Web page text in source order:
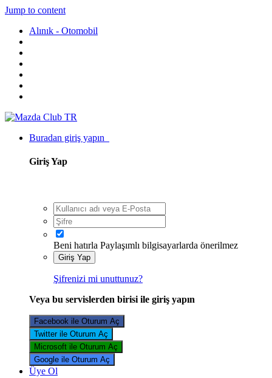
Jump to content
Alınık - Otomobil
Buradan giriş yapın
Giriş Yap
Beni hatırla Paylaşımlı bilgisayarlarda önerilmez
Giriş Yap
Şifrenizi mi unuttunuz?
Veya bu servislerden birisi ile giriş yapın
Facebook ile Oturum Aç
Twitter ile Oturum Aç
Microsoft ile Oturum Aç
Google ile Oturum Aç
Üye Ol